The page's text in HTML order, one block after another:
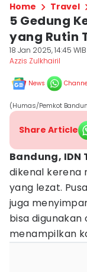
Home Travel
5 Gedung
yang Rutin
18 Jan 2025, 14:45 WIB
Azzis Zulkhairil
News
(Humas/Pemkot
Share Article
Bandung, IDN
dikenal kerena
yang lezat.
juga
bisa digunakan
menampilkan